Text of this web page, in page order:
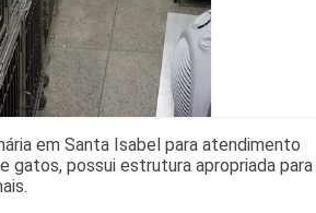
em Santa Isabel para atendimento
gatos, possui estrutura apropriada para